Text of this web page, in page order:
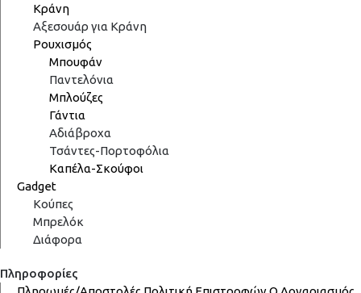
Κράνη
Αξεσουάρ για Κράνη
Ρουχισμός
Μπουφάν
Παντελόνια
Μπλούζες
Γάντια
Αδιάβροχα
Τσάντες-Πορτοφόλια
Καπέλα-Σκούφοι
Gadget
Κούπες
Μπρελόκ
Διάφορα
Πληροφορίες